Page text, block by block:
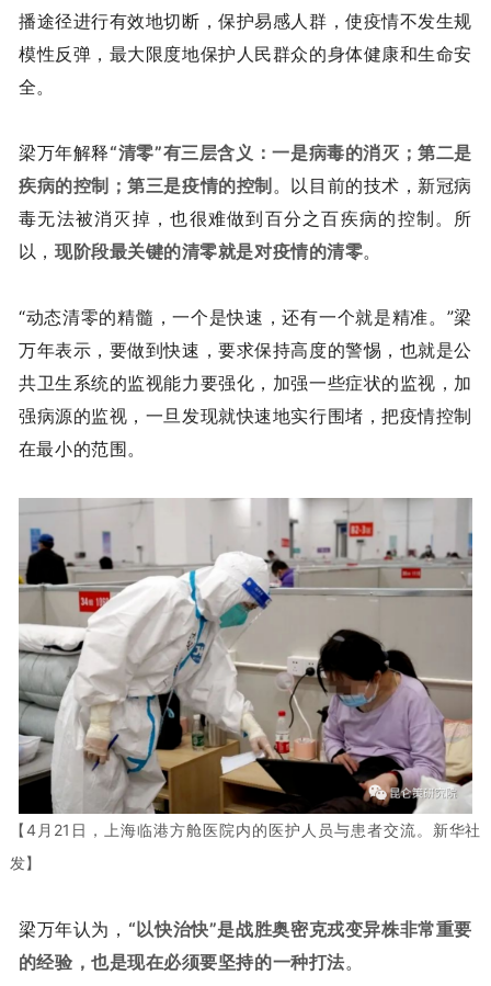
播途径进行有效地切断，保护易感人群，使疫情不发生规
模性反弹，最大限度地保护人民群众的身体健康和生命安
全。
梁万年解释“清零”有三层含义：一是病毒的消灭；第二是
疾病的控制；第三是疫情的控制。以目前的技术，新冠病
毒无法被消灭掉，也很难做到百分之百疾病的控制。所
以，现阶段最关键的清零就是对疫情的清零。
“动态清零的精髓，一个是快速，还有一个就是精准。”梁
万年表示，要做到快速，要求保持高度的警惕，也就是公
共卫生系统的监视能力要强化，加强一些症状的监视，加
强病源的监视，一旦发现就快速地实行围堵，把疫情控制
在最小的范围。
【4月21日，上海临港方舱医院内的医护人员与患者交流。新华社
发】
梁万年认为， “以快治快”是战胜奥密克戎变异株非常重要
的经验，也是现在必须要坚持的一种打法。